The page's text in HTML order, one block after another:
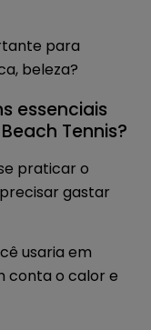
para
beleza?
essenciais
Tennis?
praticar o
gastar
usaria em
conta o calor e